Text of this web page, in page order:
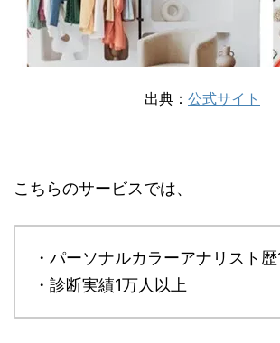
出典： 公式サイト
こちらのサービスでは、
・パーソナルカラーアナリスト
・診断実績1万人以上